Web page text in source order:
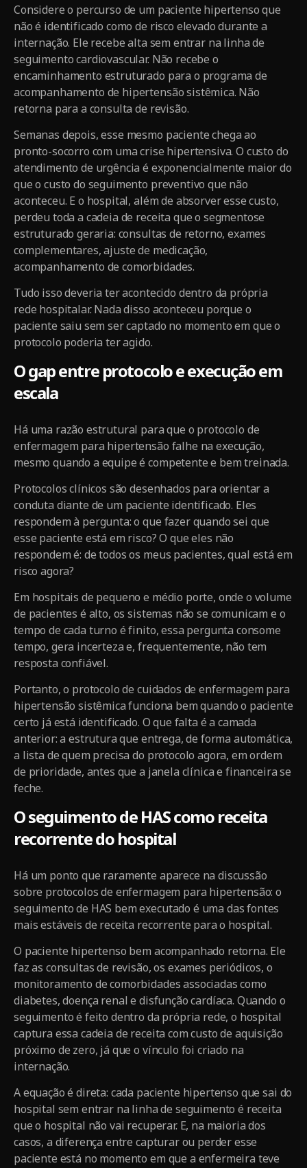
Considere o percurso de um paciente hipertenso que
não é identificado como de risco elevado durante a
internação. Ele recebe alta sem entrar na linha de
seguimento cardiovascular. Não recebe o
encaminhamento estruturado para o programa de
acompanhamento de hipertensão sistêmica. Não
retorna para a consulta de revisão.
Semanas depois, esse mesmo paciente chega ao
pronto-socorro com uma crise hipertensiva. O custo do
atendimento de urgência é exponencialmente maior do
que o custo do seguimento preventivo que não
aconteceu. E o hospital, além de absorver esse custo,
perdeu toda a cadeia de receita que o segmentose
estruturado geraria: consultas de retorno, exames
complementares, ajuste de medicação,
acompanhamento de comorbidades.
Tudo isso deveria ter acontecido dentro da própria
rede hospitalar. Nada disso aconteceu porque o
paciente saiu sem ser captado no momento em que o
protocolo poderia ter agido.
O gap entre protocolo e execução em
escala
Há uma razão estrutural para que o protocolo de
enfermagem para hipertensão falhe na execução,
mesmo quando a equipe é competente e bem treinada.
Protocolos clínicos são desenhados para orientar a
conduta diante de um paciente identificado. Eles
respondem à pergunta: o que fazer quando sei que
esse paciente está em risco? O que eles não
respondem é: de todos os meus pacientes, qual está em
risco agora?
Em hospitais de pequeno e médio porte, onde o volume
de pacientes é alto, os sistemas não se comunicam e o
tempo de cada turno é finito, essa pergunta consome
tempo, gera incerteza e, frequentemente, não tem
resposta confiável.
Portanto, o protocolo de cuidados de enfermagem para
hipertensão sistêmica funciona bem quando o paciente
certo já está identificado. O que falta é a camada
anterior: a estrutura que entrega, de forma automática,
a lista de quem precisa do protocolo agora, em ordem
de prioridade, antes que a janela clínica e financeira se
feche.
O seguimento de HAS como receita
recorrente do hospital
Há um ponto que raramente aparece na discussão
sobre protocolos de enfermagem para hipertensão: o
seguimento de HAS bem executado é uma das fontes
mais estáveis de receita recorrente para o hospital.
O paciente hipertenso bem acompanhado retorna. Ele
faz as consultas de revisão, os exames periódicos, o
monitoramento de comorbidades associadas como
diabetes, doença renal e disfunção cardíaca. Quando o
seguimento é feito dentro da própria rede, o hospital
captura essa cadeia de receita com custo de aquisição
próximo de zero, já que o vínculo foi criado na
internação.
A equação é direta: cada paciente hipertenso que sai do
hospital sem entrar na linha de seguimento é receita
que o hospital não vai recuperar. E, na maioria dos
casos, a diferença entre capturar ou perder esse
paciente está no momento em que a enfermeira teve